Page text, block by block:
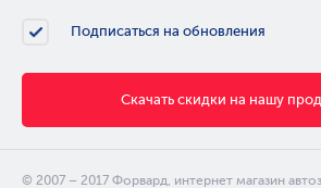
Подписаться на обновления
Скачать скидки на нашу
© 2007 – 2017 Форвард, интернет магазин